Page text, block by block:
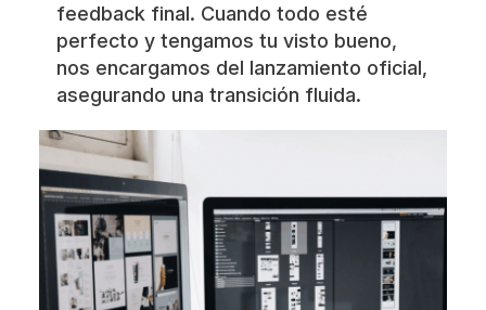
feedback final. Cuando todo esté
perfecto y tengamos tu visto bueno,
nos encargamos del lanzamiento oficial,
asegurando una transición fluida.